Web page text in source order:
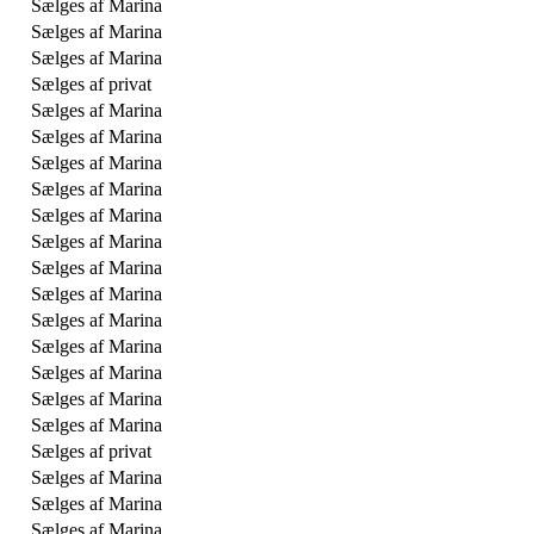
Sælges af Marina
Sælges af Marina
Sælges af Marina
Sælges af privat
Sælges af Marina
Sælges af Marina
Sælges af Marina
Sælges af Marina
Sælges af Marina
Sælges af Marina
Sælges af Marina
Sælges af Marina
Sælges af Marina
Sælges af Marina
Sælges af Marina
Sælges af Marina
Sælges af Marina
Sælges af privat
Sælges af Marina
Sælges af Marina
Sælges af Marina